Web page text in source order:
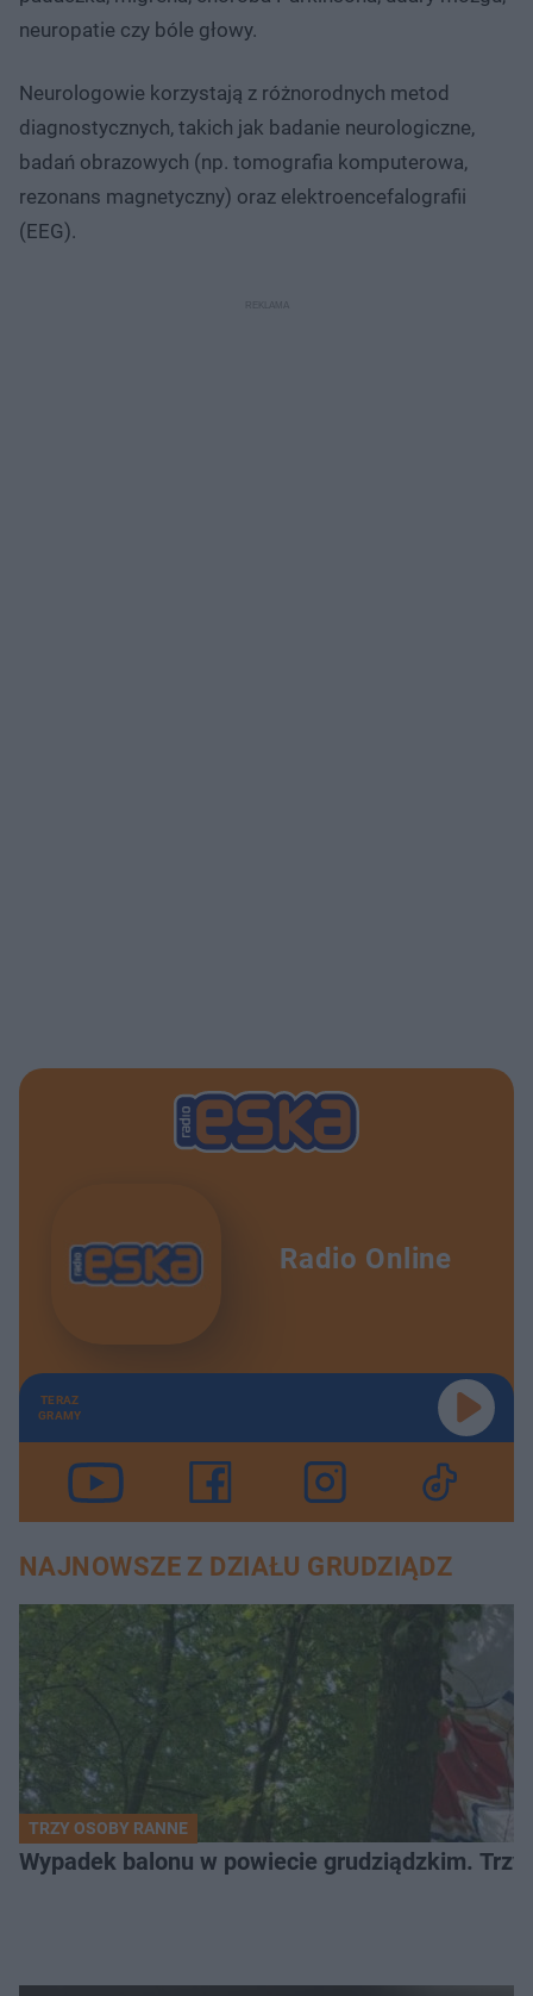
neuropatie czy bóle głowy.
Neurologowie korzystają z różnorodnych metod
diagnostycznych, takich jak badanie neurologiczne,
badań obrazowych (np. tomografia komputerowa,
rezonans magnetyczny) oraz elektroencefalografii
(EEG).
Radio Online
TERAZ
GRAMY
NAJNOWSZE Z DZIAŁU GRUDZIĄDZ
TRZY OSOBY RANNE
Wypadek balonu w powiecie grudziądzkim.